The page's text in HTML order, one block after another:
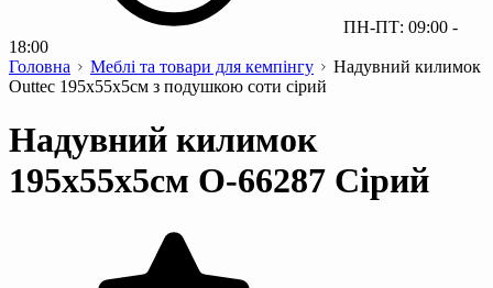
ПН-ПТ: 09:00 -
18:00
Головна
Меблі та товари для кемпінгу
Надувний килимок
Outtec 195х55х5см з подушкою соти сірий
Надувний килимок
195х55х5см O-66287 Сірий